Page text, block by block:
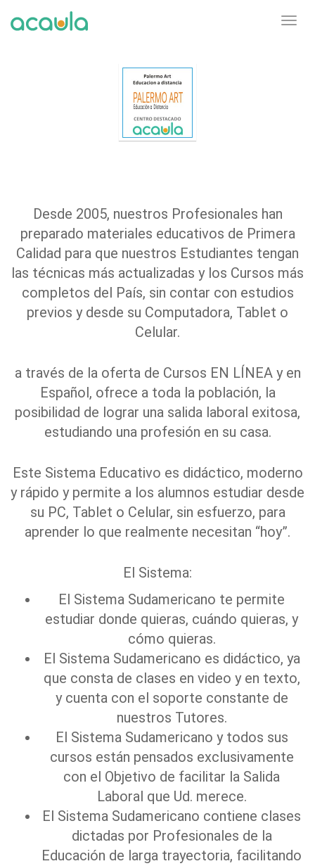
Desde 2005, nuestros Profesionales han
preparado materiales educativos de Primera
Calidad para que nuestros Estudiantes tengan
las técnicas más actualizadas y los Cursos más
completos del País, sin contar con estudios
previos y desde su Computadora, Tablet o
Celular.
a través de la oferta de Cursos EN LÍNEA y en
Español, ofrece a toda la población, la
posibilidad de lograr una salida laboral exitosa,
estudiando una profesión en su casa.
Este Sistema Educativo es didáctico, moderno
y rápido y permite a los alumnos estudiar desde
su PC, Tablet o Celular, sin esfuerzo, para
aprender lo que realmente necesitan “hoy”.
El Sistema:
El Sistema Sudamericano te permite
estudiar donde quieras, cuándo quieras, y
cómo quieras.
El Sistema Sudamericano es didáctico, ya
que consta de clases en video y en texto,
y cuenta con el soporte constante de
nuestros Tutores.
El Sistema Sudamericano y todos sus
cursos están pensados exclusivamente
con el Objetivo de facilitar la Salida
Laboral que Ud. merece.
El Sistema Sudamericano contiene clases
dictadas por Profesionales de la
Educación de larga trayectoria, facilitando